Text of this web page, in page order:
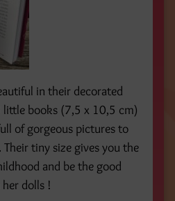
in their decorated
little books (7,5 x 10,5 cm)
of gorgeous pictures to
tiny size gives you the
and be the good
dolls !